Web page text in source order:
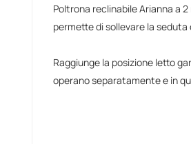
Poltrona reclinabile Arianna a
permette di sollevare la
Raggiunge la posizione letto
operano separatamente e in